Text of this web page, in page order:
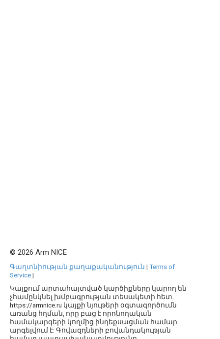
© 2026 Arm NICE
Գաղտնիության քաղաքականություն | Terms of
Service|
Կայքում արտահայտված կարծիքները կարող են
չհամընկնել խմբագրության տեսակետի հետ:
https://armnice.ru կայքի նյութերի օգտագործումն
առանց հղման, որը բաց է որոնողական
համակարգերի կողմից ինդեքսացման համար
արգելվում է: Գովազդների բովանդակության